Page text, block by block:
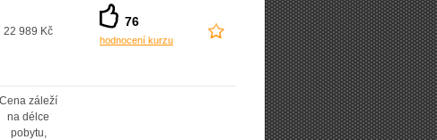
22 989 Kč
76
hodnocení kurzu
Cena záleží
na délce
pobytu,